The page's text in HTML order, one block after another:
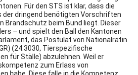
Für den STS ist klar, dass die
der dringend benötigten Vorschriften
Brandschutz beim Bund liegt. Dieser
– und spielt den Ball den Kantonen
das Postulat von Nationalrätin
(24.3030, Tierspezifische
für Ställe) abzulehnen. Weil er
zum Erlass von
habe. Diese falle in die Kompetenz